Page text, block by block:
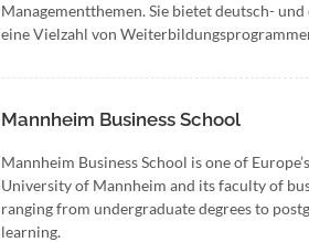
Managementthemen. Sie bietet deutsch-
eine Vielzahl von
Mannheim Business School
Mannheim Business School is one of
University of Mannheim and its faculty of
ranging from undergraduate degrees to
learning.